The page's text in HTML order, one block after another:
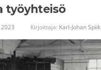
työyhteisö
Kirjoittaja: Karl-Johan Spiik